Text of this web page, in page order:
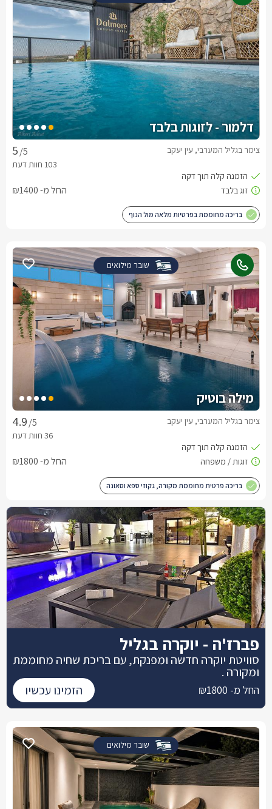
דלמור - לזוגות בלבד
/5 צימר בגליל המערבי, עין יעקב
החל מ- ₪1400
בריכה מחוממת בפרטיות מלאה מול הנוף
שובר מילואים
מילה בוטיק
/5 צימר בגליל המערבי, עין יעקב
החל מ- ₪1800
בריכה פרטית מחוממת מקורה, גקוזי ספא וסאונה
שובר מילואים
פברז'ה - יוקרה בגליל
סוויטת יוקרה חדשה ומפנקת, עם בריכת שחיה מחוממת
ומקורה .
החל מ- ₪1800 הזמינו עכשיו